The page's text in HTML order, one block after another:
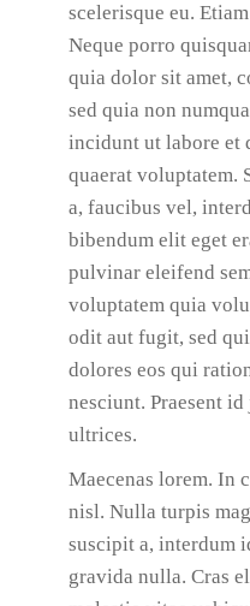
scelerisque eu.
Neque porro
quia dolor sit amet,
sed quia non
incidunt ut labore et
quaerat voluptatem.
a, faucibus vel,
bibendum elit eget
pulvinar eleifend
voluptatem quia
odit aut fugit, sed
dolores eos qui
nesciunt. Praesent
ultrices.
Maecenas lorem. In
nisl. Nulla turpis
suscipit a, interdum
gravida nulla. Cras